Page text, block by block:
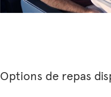
Options de repas